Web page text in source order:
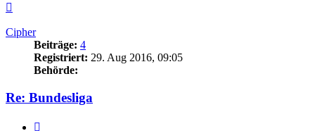
Cipher
Beiträge: 4
Registriert: 29. Aug 2016, 09:05
Behörde:
Re: Bundesliga